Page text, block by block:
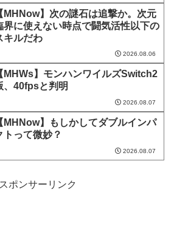
MHNow】次の謎石は追撃か。次元
界に使えない時点で闘気活性以下の
キルだわ
2026.08.06
MHWs】モンハンワイルズSwitch2
、40fpsと判明
2026.08.07
MHNow】もしかしてダブルインパ
トって微妙？
2026.08.07
スポンサーリンク